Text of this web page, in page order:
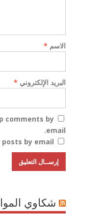
الاسم *
البريد الإلكتروني *
comments by
email.
by email.
شكاوي